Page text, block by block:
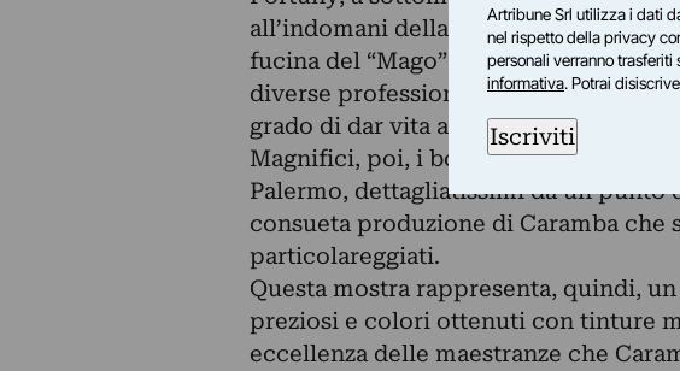
all’indomani della creazione della
fucina del “Mago” – così come
diverse professionalità, dai sarti, alle
grado di dar vita a costumi di
Magnifici, poi, i bozzetti della
Palermo, dettagliatissimi da un
consueta produzione di Caramba che
particolareggiati.
Questa mostra rappresenta, quindi,
preziosi e colori ottenuti con tinture
eccellenza delle maestranze che
Artribune Srl utilizza i dati
nel rispetto della privacy
personali verranno
informativa. Potrai
Iscriviti